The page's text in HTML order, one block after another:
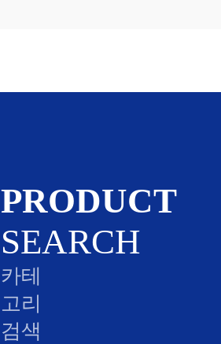
PRODUCT
SEARCH
카테
고리
검색